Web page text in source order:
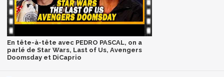
En tête-à-tête avec PEDRO PASCAL, on a
parlé de Star Wars, Last of Us, Avengers
Doomsday et DiCaprio